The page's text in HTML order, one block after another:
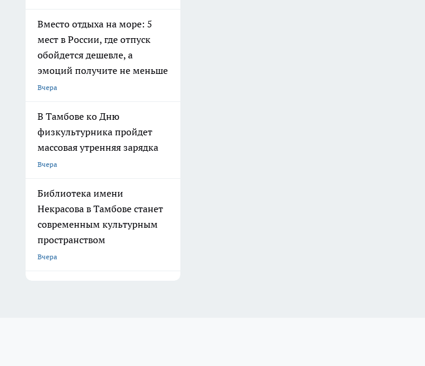
Вместо отдыха на море: 5
мест в России, где отпуск
обойдется дешевле, а
эмоций получите не меньше
Вчера
В Тамбове ко Дню
физкультурника пройдет
массовая утренняя зарядка
Вчера
Библиотека имени
Некрасова в Тамбове станет
современным культурным
пространством
Вчера